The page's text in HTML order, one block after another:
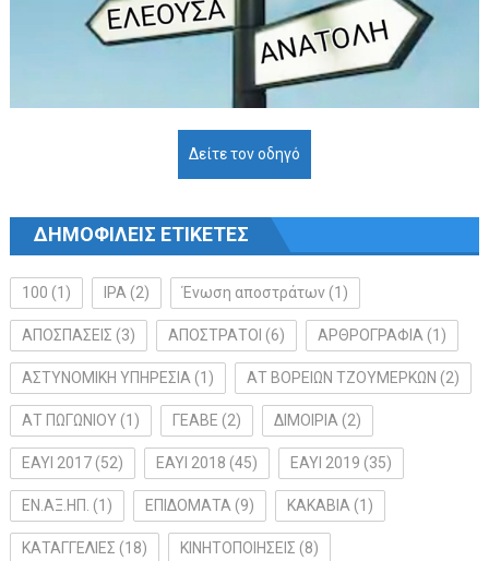
Δείτε τον οδηγό
ΔΗΜΟΦΙΛΕΙΣ ΕΤΙΚΕΤΕΣ
100 (1) IPA (2) Ένωση αποστράτων(1)
ΑΠΟΣΠΑΣΕΙΣ (3) ΑΠΟΣΤΡΑΤΟΙ (6) ΑΡΘΡΟΓΡΑΦΙΑ (1)
ΑΣΤΥΝΟΜΙΚΗ ΥΠΗΡΕΣΙΑ (1) ΑΤ ΒΟΡΕΙΩΝ ΤΖΟΥΜΕΡΚΩΝ (2)
ΑΤ ΠΩΓΩΝΙΟΥ(1) ΓΕΑΒΕ (2) ΔΙΜΟΙΡΙΑ (2)
ΕΑΥΙ 2017(52) ΕΑΥΙ 2018 (45) ΕΑΥΙ 2019 (35)
ΕΝ.ΑΞ.ΗΠ. (1) ΕΠΙΔΟΜΑΤΑ (9) ΚΑΚΑΒΙΑ (1)
ΚΑΤΑΓΓΕΛΙΕΣ (18) ΚΙΝΗΤΟΠΟΙΗΣΕΙΣ (8)